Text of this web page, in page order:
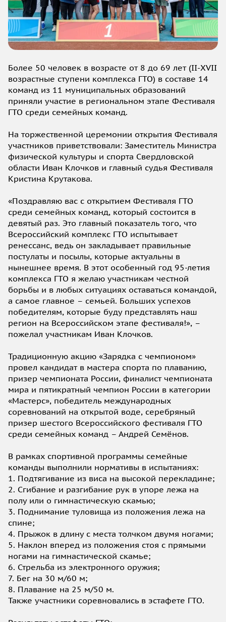
Более 50 человек в возрасте от 8 до 69 лет (II-XVII
возрастные ступени комплекса ГТО) в составе 14
команд из 11 муниципальных образований
приняли участие в региональном этапе Фестиваля
ГТО среди семейных команд.
На торжественной церемонии открытия Фестиваля
участников приветствовали: Заместитель Министра
физической культуры и спорта Свердловской
области Иван Клочков и главный судья Фестиваля
Кристина Крутакова.
«Поздравляю вас с открытием Фестиваля ГТО
среди семейных команд, который состоится в
девятый раз. Это главный показатель того, что
Всероссийский комплекс ГТО испытывает
ренессанс, ведь он закладывает правильные
постулаты и посылы, которые актуальны в
нынешнее время. В этот особенный год 95-летия
комплекса ГТО я желаю участникам честной
борьбы и в любых ситуациях оставаться командой,
а самое главное – семьей. Больших успехов
победителям, которые буду представлять наш
регион на Всероссийском этапе фестиваля!», –
пожелал участникам Иван Клочков.
Традиционную акцию «Зарядка с чемпионом»
провел кандидат в мастера спорта по плаванию,
призер чемпионата России, финалист чемпионата
мира и пятикратный чемпион России в категории
«Мастерс», победитель международных
соревнований на открытой воде, серебряный
призер шестого Всероссийского фестиваля ГТО
среди семейных команд – Андрей Семёнов.
В рамках спортивной программы семейные
команды выполнили нормативы в испытаниях:
1. Подтягивание из виса на высокой перекладине;
2. Сгибание и разгибание рук в упоре лежа на
полу или о гимнастическую скамью;
3. Поднимание туловища из положения лежа на
спине;
4. Прыжок в длину с места толчком двумя ногами;
5. Наклон вперед из положения стоя с прямыми
ногами на гимнастической скамье;
6. Стрельба из электронного оружия;
7. Бег на 30 м/60 м;
8. Плавание на 25 м/50 м.
Также участники соревновались в эстафете ГТО.